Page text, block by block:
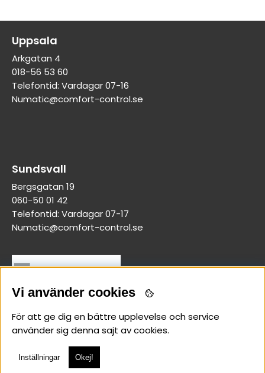
Uppsala
Arkgatan 4
018-56 53 60
Telefontid: Vardagar 07-16
Numatic@comfort-control.se
Sundsvall
Bergsgatan 19
060-50 01 42
Telefontid: Vardagar 07-17
Numatic@comfort-control.se
Vi använder cookies
För att ge dig en bättre upplevelse och service
använder sig denna sajt av cookies.
Inställningar Okej!